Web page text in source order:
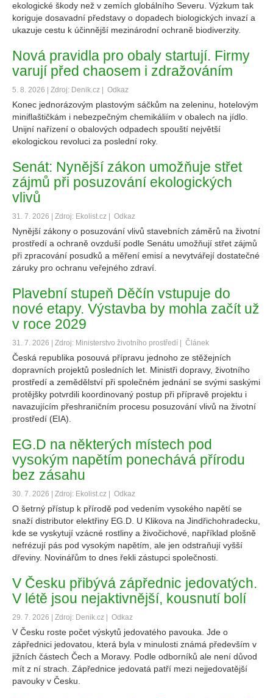
ekologické škody než v zemích globálního Severu. Výzkum tak
koriguje dosavadní představy o dopadech biologických invazí a
ukazuje cestu k účinnější mezinárodní ochraně biodiverzity.
Nová pravidla pro obaly startují. Firmy
varují před chaosem i zdražováním
5. 8. 2026 | Zdroj: Denik.cz | Odkaz
Konec jednorázovým plastovým sáčkům na zeleninu, hotelovým
miniflaštičkám i nebezpečným chemikáliím v obalech na jídlo.
Unijní nařízení o obalových odpadech spouští největší
ekologickou revoluci za poslední roky.
Senát: Nynější zákon umožňuje střet
zájmů při posuzování ekologických
vlivů
31. 7. 2026 | Zdroj: Ekolist.cz | Odkaz
Nynější zákony o posuzování vlivů stavebních záměrů na životní
prostředí a ochraně ovzduší podle Senátu umožňují střet zájmů
při zpracování posudků a měření emisí a nevytvářejí dostatečné
záruky pro ochranu veřejného zdraví.
Plavební stupeň Děčín vstupuje do
nové etapy. Výstavba by mohla začít už
v roce 2029
31. 7. 2026 | Zdroj: Ministerstvo životního prostředí | Článek
Česká republika posouvá přípravu jednoho ze stěžejních
dopravních projektů posledních let. Ministři dopravy, životního
prostředí a zemědělství při společném jednání se svými saskými
protějšky potvrdili koordinovaný postup při přípravě projektu i
navazujícím přeshraničním procesu posuzování vlivů na životní
prostředí (EIA).
EG.D na některých místech pod
vysokým napětím ponechává přírodu
bez zásahu
30. 7. 2026 | Zdroj: Ekolist.cz | Odkaz
O šetrný přístup k přírodě pod vedením vysokého napětí se
snaží distributor elektřiny EG.D. U Klikova na Jindřichohradecku,
kde se vyskytují vzácné rostliny a živočichové, například plošně
nefrézují pás pod vysokým napětím, ale jen odstraňují vyšší
dřeviny. Novinářům to dnes řekli zástupci společnosti.
V Česku přibývá zápřednic jedovatých.
V létě jsou nejaktivnější, kousnutí bolí
29. 7. 2026 | Zdroj: Denik.cz | Odkaz
V Česku roste počet výskytů jedovatého pavouka. Jde o
zápřednici jedovatou, která byla v minulosti známá především v
jižních částech Čech a Moravy. Podle odborníků ale není důvod
mít z ní strach. Zápřednice jedovatá patří mezi nejjedovatější
pavouky v Česku.